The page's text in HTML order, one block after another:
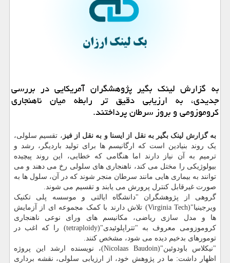
به گزارش لینك بگیر پژوهشگران آمریكایی در بررسی
جدیدی، به ارزیابی دقیق تر رابطه میان ناهنجاری
كروموزومی و بروز سرطان پرداختند.
به گزارش لینک بگیر به نقل از ایسنا و به نقل از فیز ، تقسیم سلولی،
یک روند بنیادین است که ارگانیسم ها برای تولید باردیگر، رشد و
ترمیم به آن نیاز دارند اما هنگامی که خطایی، این روند پیچیده
بیولوژیکی را مختل می کند، ناهنجاری های سلولی رخ می دهند و می
توانند به بیماری هایی مانند سرطان منجر شوند که در آن، سلول ها به
صورت غیرقابل کنترل پرورش می یابند و تقسیم می شوند.
گروهی از پژوهشگران "دانشگاه ایالتی و موسسه پلی تکنیک
ویرجینیا"(Virginia Tech) تلاش دارند با کمک مجموعه ای از آزمایش
ها و مدل سازی ریاضی، مکانیسم های ورای نوعی ناهنجاری
کروموزومی معروف به "تتراپلوئیدی"(tetraploidy) را که اغب در
تومورهای بدخیم دیده می شود، مشخص کنند.
"نیکلاس باودوئین"(Nicolaas Baudoin)، نویسنده ارشد این پروژه
اظهار داشت: ما در پژوهش خود، از ارزیابی سلولی، نقشه برداری